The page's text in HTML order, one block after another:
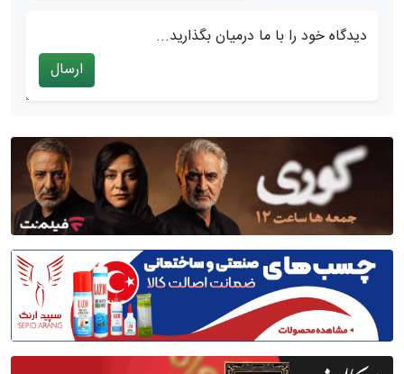
دیدگاه خود را با ما درمیان بگذارید...
ارسال